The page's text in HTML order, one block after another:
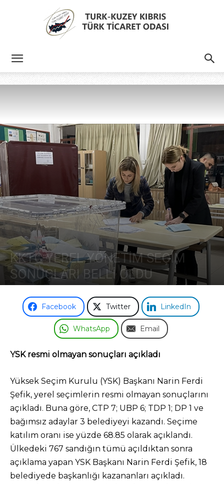
Türk
Ticaret
Odası
KKTC YEREL YÖNETİM SEÇİM
SONUÇLARI BELLİ OLDU
Facebook Twitter LinkedIn
WhatsApp Email
YSK resmi olmayan sonuçları açıkladı
Yüksek Seçim Kurulu (YSK) Başkanı Narin Ferdi
Şefik, yerel seçimlerin resmi olmayan sonuçlarını
açıkladı. Buna göre, CTP 7; UBP 6; TDP 1; DP 1 ve
bağımsız adaylar 3 belediyeyi kazandı. Seçime
katılım oranı ise yüzde 68.85 olarak açıklandı.
Ülkedeki 767 sandığın tümü açıldıktan sonra
açıklama yapan YSK Başkanı Narin Ferdi Şefik, 18
belediyede başkanlığı kazananları açıkladı.